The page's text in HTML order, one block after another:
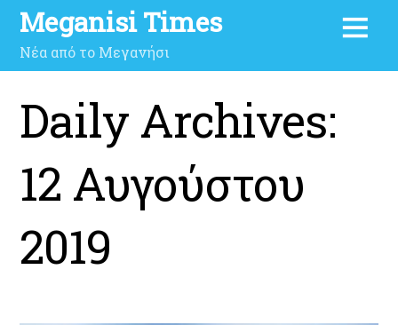
Meganisi Times
Νέα από το Μεγανήσι
Daily Archives:
12 Αυγούστου
2019